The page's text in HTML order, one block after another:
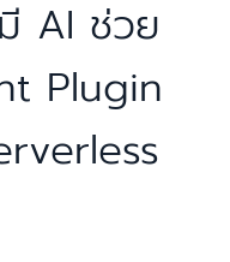
AI ช่วย
Plugin